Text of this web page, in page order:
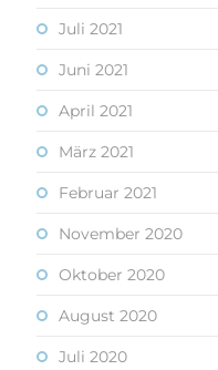
Juli 2021
Juni 2021
April 2021
März 2021
Februar 2021
November 2020
Oktober 2020
August 2020
Juli 2020